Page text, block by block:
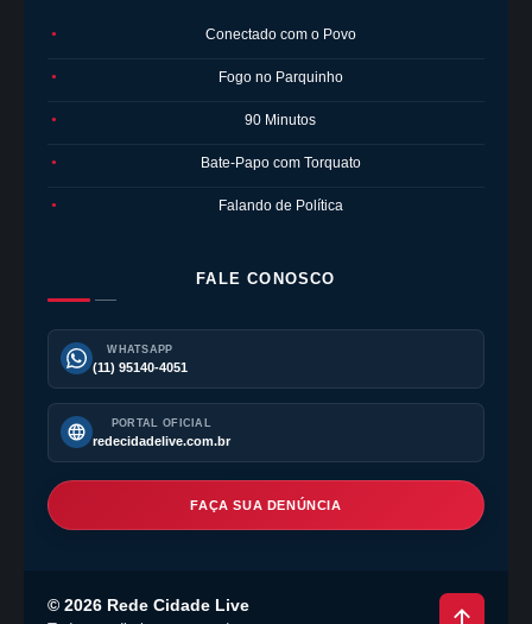
● Conectado com o Povo
● Fogo no Parquinho
● 90 Minutos
● Bate-Papo com Torquato
● Falando de Política
FALE CONOSCO
WHATSAPP
(11) 95140-4051
PORTAL OFICIAL
redecidadelive.com.br
FAÇA SUA DENÚNCIA
© 2026 Rede Cidade Live